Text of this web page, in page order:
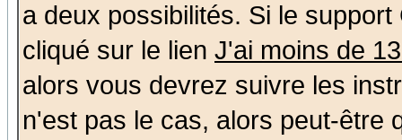
a deux possibilités. Si le
cliqué sur le lien J'ai moins de
alors vous devrez suivre les
n'est pas le cas, alors peut-être